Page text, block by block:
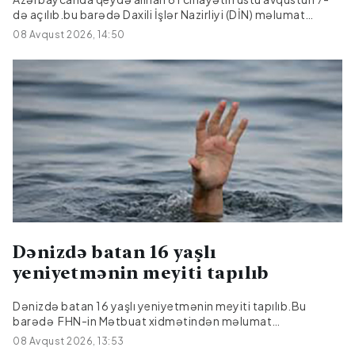
də açılıb.bu barədə Daxili İşlər Nazirliyi (DİN) məlumat
yayıb.Bildirilib ki, onlardan 17-si əvvəlki dövrlərdən bağlı
qalan cinayətlərdir.
08 Avqust 2026, 14:50
Dənizdə batan 16 yaşlı
yeniyetmənin meyiti tapılıb
Dənizdə batan 16 yaşlı yeniyetmənin meyiti tapılıb.Bu
barədə FHN-in Mətbuat xidmətindən məlumat
verilib.Bildirilib ki, iki gün əvvəl Bakı şəhəri, Sabunçu rayonu,
08 Avqust 2026, 13:53